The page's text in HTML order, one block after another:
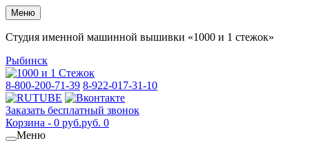
Меню
Студия именной машинной вышивки «1000 и 1 стежок»
Рыбинск
8-800-200-71-39 8-922-017-31-10
Заказать бесплатный звонок
Корзина - 0 руб.руб. 0
Меню